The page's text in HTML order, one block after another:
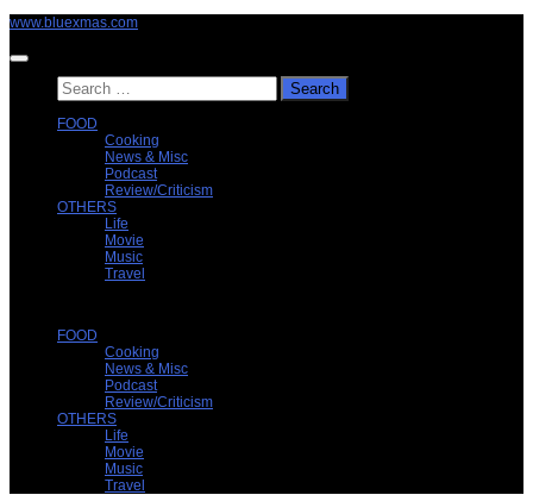
Skip
content
www.bluexmas.com
Search
for:
FOOD
Cooking
News & Misc
Podcast
Review/Criticism
OTHERS
Life
Movie
Music
Travel
FOOD
Cooking
News & Misc
Podcast
Review/Criticism
OTHERS
Life
Movie
Music
Travel